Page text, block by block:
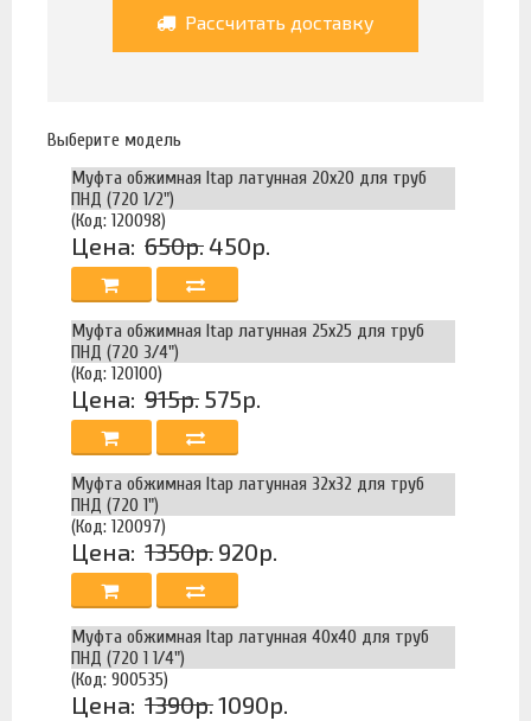
Рассчитать доставку
Выберите модель
Муфта обжимная Itap латунная 20x20 для труб
ПНД (720 1/2")
(Код: 120098)
Цена: 650р. 450р.
Муфта обжимная Itap латунная 25x25 для труб
ПНД (720 3/4")
(Код: 120100)
Цена: 915р. 575р.
Муфта обжимная Itap латунная 32x32 для труб
ПНД (720 1")
(Код: 120097)
Цена: 1350р. 920р.
Муфта обжимная Itap латунная 40x40 для труб
ПНД (720 1 1/4")
(Код: 900535)
Цена: 1390р.1090р.